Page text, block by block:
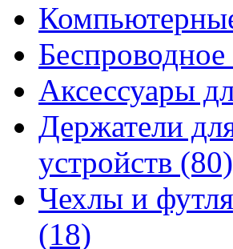
Аксессуары
Держатели
устройств (80)
Чехлы и
(18)